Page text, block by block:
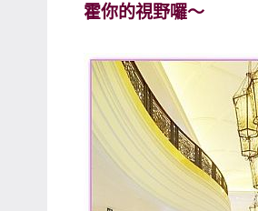
學
企
業
座、
霍你的視野囉～